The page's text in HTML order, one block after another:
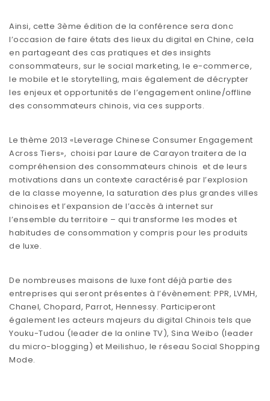
Ainsi, cette 3ème édition de la conférence sera donc
l’occasion de faire états des lieux du digital en Chine, cela
en partageant des cas pratiques et des insights
consommateurs, sur le social marketing, le e-commerce,
le mobile et le storytelling, mais également de décrypter
les enjeux et opportunités de l’engagement online/offline
des consommateurs chinois, via ces supports.
Le thème 2013 «Leverage Chinese Consumer Engagement
Across Tiers», choisi par Laure de Carayon traitera de la
compréhension des consommateurs chinois et de leurs
motivations dans un contexte caractérisé par l’explosion
de la classe moyenne, la saturation des plus grandes villes
chinoises et l’expansion de l’accès à internet sur
l’ensemble du territoire – qui transforme les modes et
habitudes de consommation y compris pour les produits
de luxe.
De nombreuses maisons de luxe font déjà partie des
entreprises qui seront présentes à l’évènement: PPR, LVMH,
Chanel, Chopard, Parrot, Hennessy. Participeront
également les acteurs majeurs du digital Chinois tels que
Youku-Tudou (leader de la online TV), Sina Weibo (leader
du micro-blogging) et Meilishuo, le réseau Social Shopping
Mode.